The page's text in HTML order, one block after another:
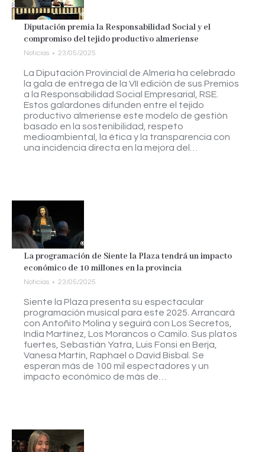
Diputación premia la Responsabilidad Social y el
compromiso del tejido productivo almeriense
Noticias 23/05/2025
La Diputación Provincial de Almería ha celebrado
la gala de entrega de la VII edición de sus Premios
a la Responsabilidad Social Empresarial, RSE.
Estos galardones difunden entre el tejido
productivo almeriense este modelo de gestión
basado en la sostenibilidad, respeto
medioambiental, la ética y la transparencia con
una incidencia directa en la mejora del…
La programación de Siente la Plaza tendrá un impacto
económico de 10 millones en la provincia
Noticias 23/05/2025
Siente la Plaza presenta su espectacular
programación musical para este 2025. Arrancará
con Antoñito Molina y seguirá con Los Secretos,
India Martínez, Los Morancos o Camilo. Sus platos
fuertes, Sebastián Yatra, Luis Fonsi en Berja,
Vanesa Martín, Raphael o David Bisbal. Se
esperan más de 100 mil espectadores y un
impacto económico de más de…